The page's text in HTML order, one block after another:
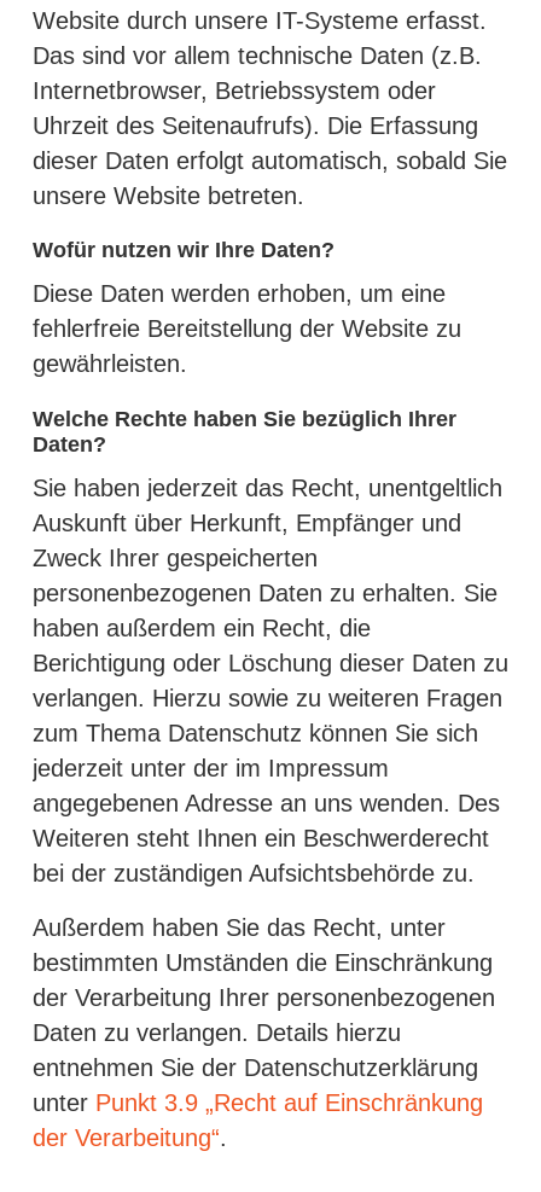
Website durch unsere IT-Systeme erfasst.
Das sind vor allem technische Daten (z.B.
Internetbrowser, Betriebssystem oder
Uhrzeit des Seitenaufrufs). Die Erfassung
dieser Daten erfolgt automatisch, sobald Sie
unsere Website betreten.
Wofür nutzen wir Ihre Daten?
Diese Daten werden erhoben, um eine
fehlerfreie Bereitstellung der Website zu
gewährleisten.
Welche Rechte haben Sie bezüglich Ihrer
Daten?
Sie haben jederzeit das Recht, unentgeltlich
Auskunft über Herkunft, Empfänger und
Zweck Ihrer gespeicherten
personenbezogenen Daten zu erhalten. Sie
haben außerdem ein Recht, die
Berichtigung oder Löschung dieser Daten zu
verlangen. Hierzu sowie zu weiteren Fragen
zum Thema Datenschutz können Sie sich
jederzeit unter der im Impressum
angegebenen Adresse an uns wenden. Des
Weiteren steht Ihnen ein Beschwerderecht
bei der zuständigen Aufsichtsbehörde zu.
Außerdem haben Sie das Recht, unter
bestimmten Umständen die Einschränkung
der Verarbeitung Ihrer personenbezogenen
Daten zu verlangen. Details hierzu
entnehmen Sie der Datenschutzerklärung
unter Punkt 3.9 „Recht auf Einschränkung
der Verarbeitung“.